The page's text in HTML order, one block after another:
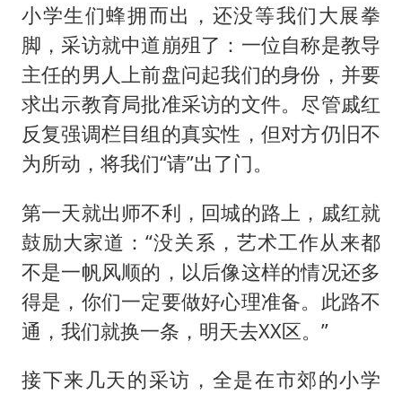
小学生们蜂拥而出，还没等我们大展拳
脚，采访就中道崩殂了：一位自称是教导
主任的男人上前盘问起我们的身份，并要
求出示教育局批准采访的文件。尽管戚红
反复强调栏目组的真实性，但对方仍旧不
为所动，将我们“请”出了门。
第一天就出师不利，回城的路上，戚红就
鼓励大家道：“没关系，艺术工作从来都
不是一帆风顺的，以后像这样的情况还多
得是，你们一定要做好心理准备。此路不
通，我们就换一条，明天去XX区。”
接下来几天的采访，全是在市郊的小学